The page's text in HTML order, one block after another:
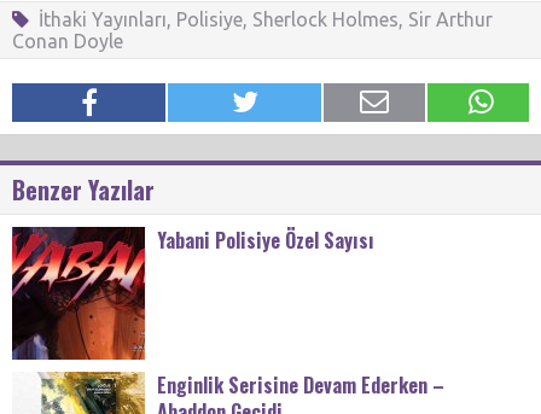
İthaki Yayınları, Polisiye, Sherlock Holmes, Sir Arthur
Conan Doyle
Benzer Yazılar
Yabani Polisiye Özel Sayısı
Enginlik Serisine Devam Ederken –